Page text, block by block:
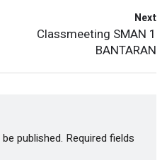
Next
Classmeeting SMAN 1
BANTARAN
published. Required fields